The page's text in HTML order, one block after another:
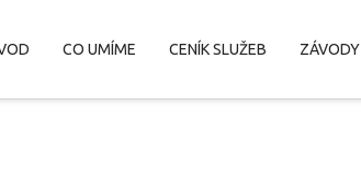
CO UMÍME CENÍK SLUŽEB ZÁVODY